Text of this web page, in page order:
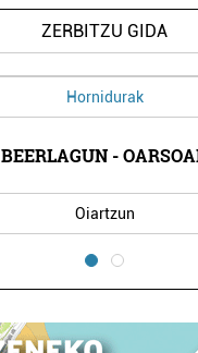
ZERBITZU GIDA
Hornidurak
BEERLAGUN -
Oiartzun